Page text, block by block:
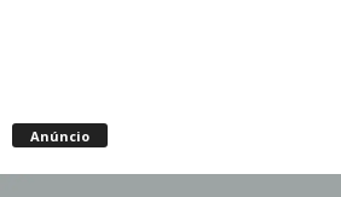
Anúncio